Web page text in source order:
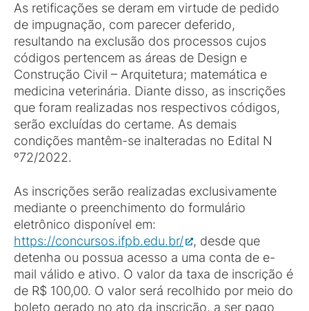
As retificações se deram em virtude de pedido
de impugnação, com parecer deferido,
resultando na exclusão dos processos cujos
códigos pertencem as áreas de Design e
Construção Civil – Arquitetura; matemática e
medicina veterinária. Diante disso, as inscrições
que foram realizadas nos respectivos códigos,
serão excluídas do certame. As demais
condições mantêm-se inalteradas no Edital N
º72/2022.
As inscrições serão realizadas exclusivamente
mediante o preenchimento do formulário
eletrônico disponível em:
https://concursos.ifpb.edu.br/
, desde que
detenha ou possua acesso a uma conta de e-
mail válido e ativo. O valor da taxa de inscrição é
de R$ 100,00. O valor será recolhido por meio do
boleto gerado no ato da inscrição, a ser pago